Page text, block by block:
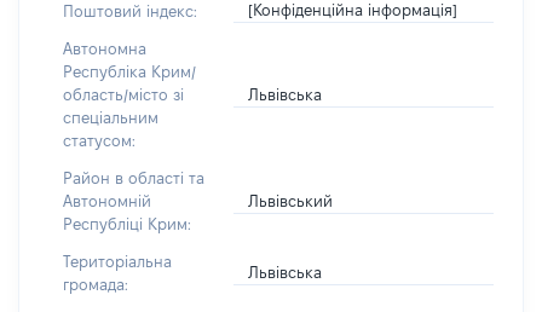
Поштовий індекс: [Конфіденційна інформація]
Автономна
Республіка Крим/
область/місто зі
спеціальним
статусом:
Львівська
Район в області та
Автономній
Республіці Крим:
Львівський
Територіальна
громада:
Львівська